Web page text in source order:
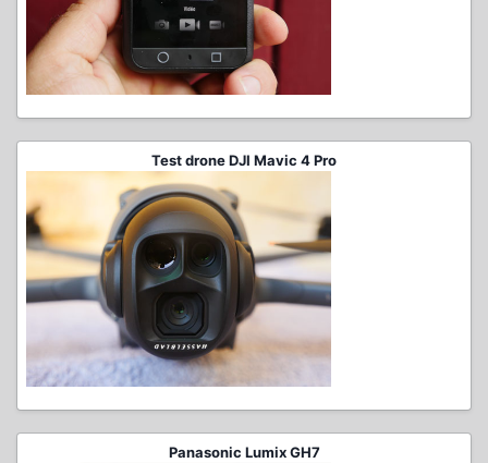
Test drone DJI Mavic 4 Pro
Panasonic Lumix GH7